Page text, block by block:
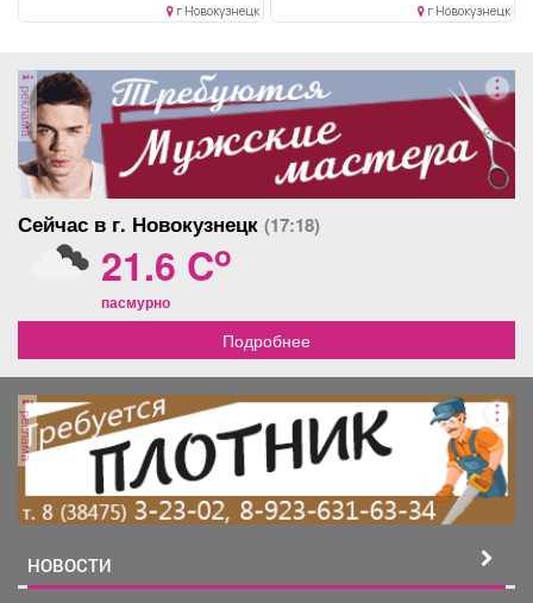
г Новокузнецк г Новокузнецк
реклама
Сейчас в г. Новокузнецк (17:18)
21.6 Co
пасмурно
Подробнее
реклама
НОВОСТИ